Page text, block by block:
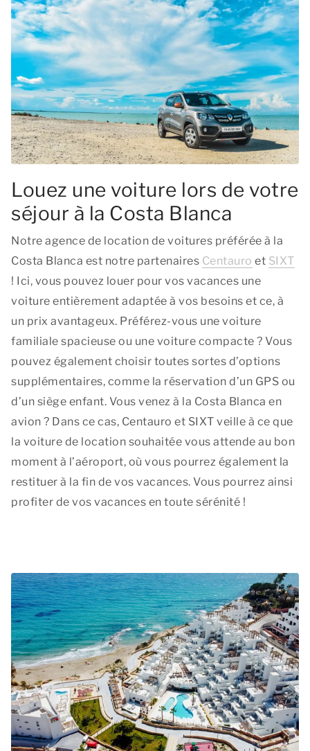
Louez une voiture lors de votre
séjour à la Costa Blanca
Notre agence de location de voitures préférée à la
Costa Blanca est notre partenaires Centauro et SIXT
! Ici, vous pouvez louer pour vos vacances une
voiture entièrement adaptée à vos besoins et ce, à
un prix avantageux. Préférez-vous une voiture
familiale spacieuse ou une voiture compacte ? Vous
pouvez également choisir toutes sortes d’options
supplémentaires, comme la réservation d’un GPS ou
d’un siège enfant. Vous venez à la Costa Blanca en
avion ? Dans ce cas, Centauro et SIXT veille à ce que
la voiture de location souhaitée vous attende au bon
moment à l’aéroport, où vous pourrez également la
restituer à la fin de vos vacances. Vous pourrez ainsi
profiter de vos vacances en toute sérénité !